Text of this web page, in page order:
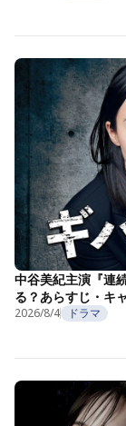
中谷美紀主演『連
る？あらすじ・キ
2026/8/4 ドラマ